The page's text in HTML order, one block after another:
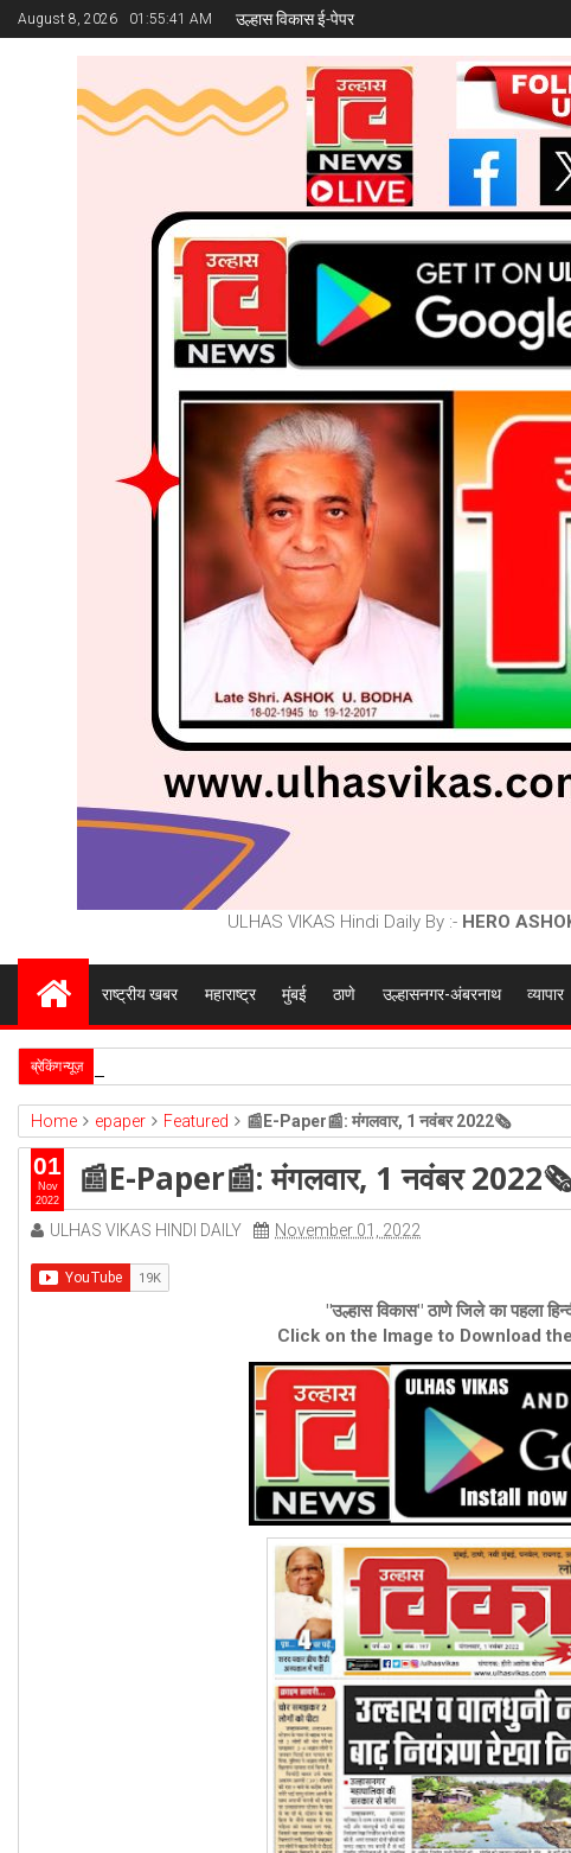
August 8, 2026 01:55:42 AM उल्हास विकास ई-पेपर
ULHAS VIKAS Hindi Daily By :- HERO
राष्ट्रीय खबर महाराष्ट्र मुंबई ठाणे उल्हासनगर-अंबरनाथ व्यापार
ब्रेकिंग न्यूज़
Home epaper Featured 📰E-Paper📰: मंगलवार, 1 नवंबर 2022🗞
📰E-Paper📰: मंगलवार, 1 नवंबर
ULHAS VIKAS HINDI DAILY November 01, 2022
"उल्हास विकास" ठाणे जिले का पहला
Click on the Image to Download
01
Nov
2022